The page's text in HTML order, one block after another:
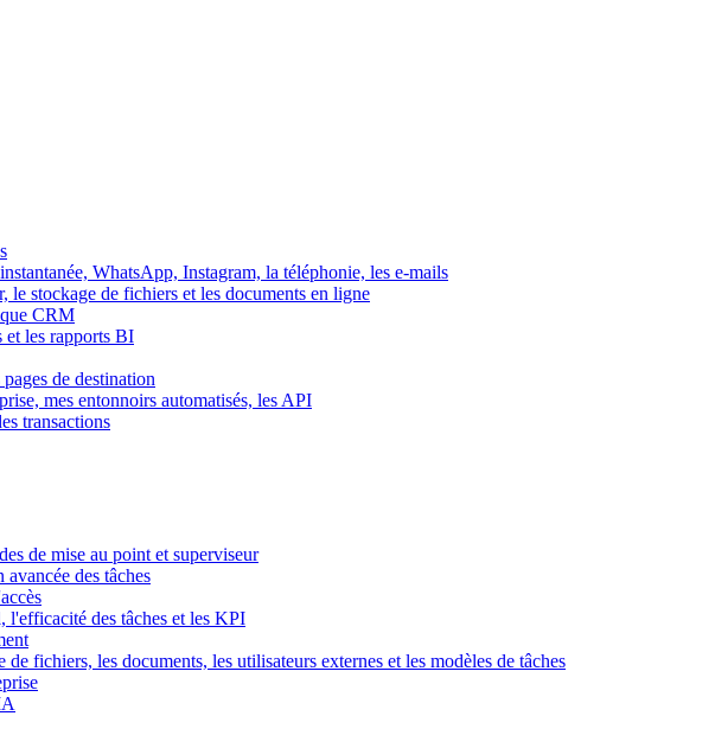
WhatsApp, Instagram, la téléphonie, les e-mails
le stockage de fichiers et les documents en ligne
CRM
et les rapports BI
de destination
mes entonnoirs automatisés, les API
transactions
de mise au point et superviseur
des tâches
l'efficacité des tâches et les KPI
fichiers, les documents, les utilisateurs externes et les modèles de tâches